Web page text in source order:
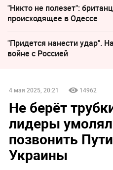
"Никто не полезет":
происходящее в Одессе
"Придется нанести удар".
войне с Россией
4 мая 2025, 20:21 14962
Не берёт
лидеры
позвонить
Украины